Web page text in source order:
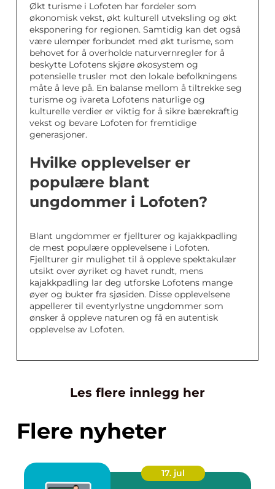
Økt turisme i Lofoten har fordeler som
økonomisk vekst, økt kulturell utveksling og økt
eksponering for regionen. Samtidig kan det også
være ulemper forbundet med økt turisme, som
behovet for å overholde naturvernregler for å
beskytte Lofotens skjøre økosystem og
potensielle trusler mot den lokale befolkningens
måte å leve på. En balanse mellom å tiltrekke seg
turisme og ivareta Lofotens naturlige og
kulturelle verdier er viktig for å sikre bærekraftig
vekst og bevare Lofoten for fremtidige
generasjoner.
Hvilke opplevelser er
populære blant
ungdommer i Lofoten?
Blant ungdommer er fjellturer og kajakkpadling
de mest populære opplevelsene i Lofoten.
Fjellturer gir mulighet til å oppleve spektakulær
utsikt over øyriket og havet rundt, mens
kajakkpadling lar deg utforske Lofotens mange
øyer og bukter fra sjøsiden. Disse opplevelsene
appellerer til eventyrlystne ungdommer som
ønsker å oppleve naturen og få en autentisk
opplevelse av Lofoten.
Les flere innlegg her
Flere nyheter
17. jul